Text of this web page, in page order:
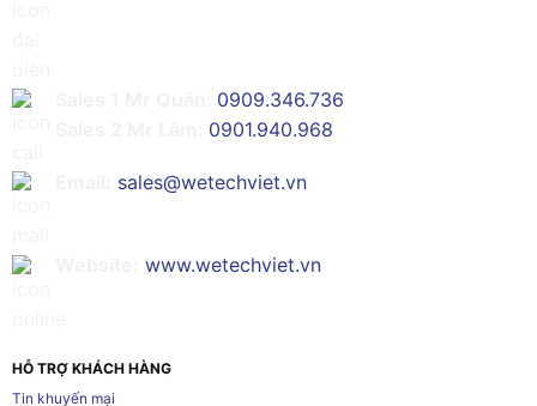
0909.346.736
0901.940.968
sales@wetechviet.vn
www.wetechviet.vn
HỖ TRỢ KHÁCH HÀNG
Tin khuyến mại